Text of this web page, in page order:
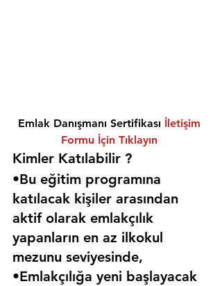
Emlak Danışmanı Sertifikası İletişim
Formu İçin Tıklayın
Kimler Katılabilir ?
•Bu eğitim programına
katılacak kişiler arasından
aktif olarak emlakçılık
yapanların en az ilkokul
mezunu seviyesinde,
•Emlakçılığa yeni başlayacak